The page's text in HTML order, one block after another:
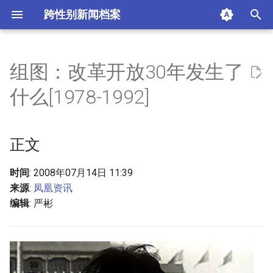
跨性别新闻档案
n
a
l
i
n
正文
版权
摘要与附加信息
附加信息 [Processed Page
组图：改革开放30年发生了
什么[1978-1992]
正文
时间: 2008年07月14日 11:39
来源: 凤凰资讯
编辑: 严彬